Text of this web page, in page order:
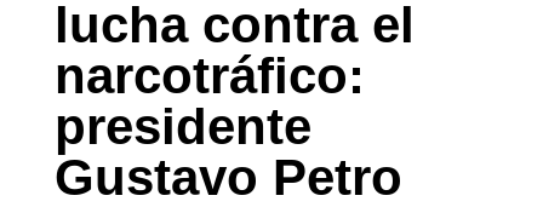
lucha contra el
narcotráfico:
presidente
Gustavo Petro